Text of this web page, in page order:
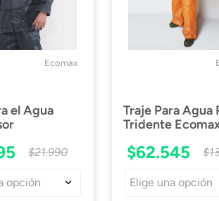
Ecomax
el Agua
$21.990
opción
Traje Para Agua
Tridente
$62.545 $
Elige una opción